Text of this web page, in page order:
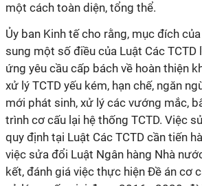
một cách toàn diện, tổng thể.
Ủy ban Kinh tế cho rằng, mục đích
sung một số điều của Luật Các TCTD
ứng yêu cầu cấp bách về hoàn thiện
xử lý TCTD yếu kém, hạn chế, ngăn
mới phát sinh, xử lý các vướng mắc,
trình cơ cấu lại hệ thống TCTD. Việc
quy định tại Luật Các TCTD cần tiến
việc sửa đổi Luật Ngân hàng Nhà
kết, đánh giá việc thực hiện Đề án cơ